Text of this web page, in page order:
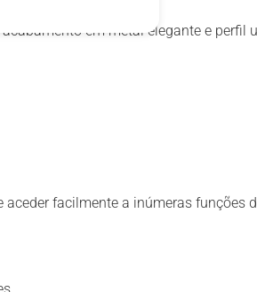
acabamento em metal elegante e perfil
facilmente a inúmeras funções